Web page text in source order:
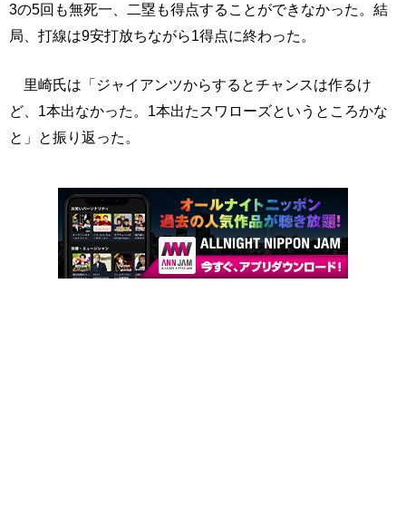
3の5回も無死一、二塁も得点することができなかった。結
局、打線は9安打放ちながら1得点に終わった。
里崎氏は「ジャイアンツからするとチャンスは作るけ
ど、1本出なかった。1本出たスワローズというところかな
と」と振り返った。